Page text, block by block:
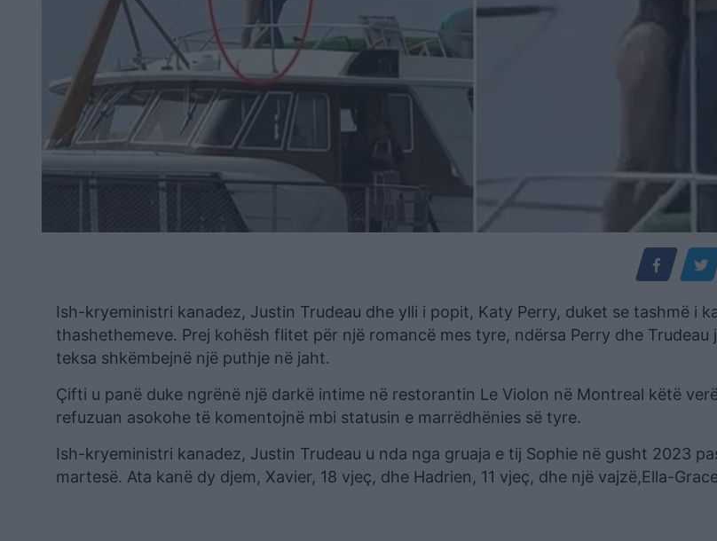
Ish-kryeministri kanadez, Justin Trudeau dhe ylli i popit, Katy Perry, duket se tashmë i
thashethemeve. Prej kohësh flitet për një romancë mes tyre, ndërsa Perry dhe
teksa shkëmbejnë një puthje në jaht.
Çifti u panë duke ngrënë një darkë intime në restorantin Le Violon në Montreal këtë
refuzuan asokohe të komentojnë mbi statusin e marrëdhënies së tyre.
Ish-kryeministri kanadez, Justin Trudeau u nda nga gruaja e tij Sophie në gusht 2023
martesë. Ata kanë dy djem, Xavier, 18 vjeç, dhe Hadrien, 11 vjeç, dhe një vajzë,Ella-